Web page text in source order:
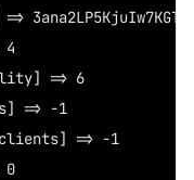
4
=> 6
=> -1
=> -1
0